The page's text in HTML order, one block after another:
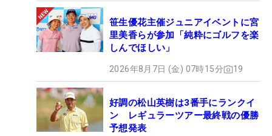
笹生優花主催ジュニアイベントに宮
里美香らが参加「純粋にゴルフを楽
しんでほしい」
2026年8月7日 (金) 07時15分 19
好調の松山英樹は3番手にランクイ
ン レギュラーツアー最終戦の優勝
予想発表